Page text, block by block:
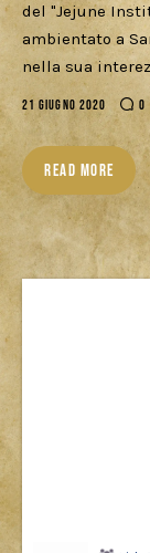
del "Jejune
ambientato a
nella sua
21 GIUGNO 2020 0
READ MORE